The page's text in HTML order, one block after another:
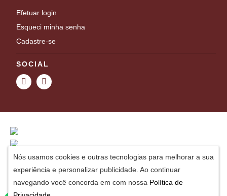
Efetuar login
Esqueci minha senha
Cadastre-se
SOCIAL
Nós usamos cookies e outras tecnologias para melhorar a sua
experiência e personalizar publicidade. Ao continuar
navegando você concorda em com nossa Política de